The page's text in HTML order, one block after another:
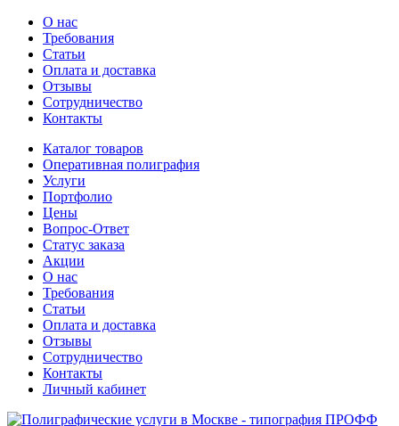
О нас
Требования
Статьи
Оплата и доставка
Отзывы
Сотрудничество
Контакты
Каталог товаров
Оперативная полиграфия
Услуги
Портфолио
Цены
Вопрос-Ответ
Статус заказа
Акции
О нас
Требования
Статьи
Оплата и доставка
Отзывы
Сотрудничество
Контакты
Личный кабинет